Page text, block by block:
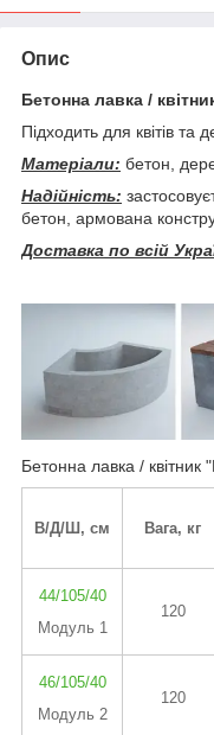
Опис
Бетонна лавка /
Підходить для квітів та
Матеріали: бетон,
Надійність:
бетон, армована
Доставка по всій
Бетонна лавка / квітник
В/Д/Ш, см Вага, кг
44/105/40
Модуль 1
120
46/105/40
Модуль 2
120